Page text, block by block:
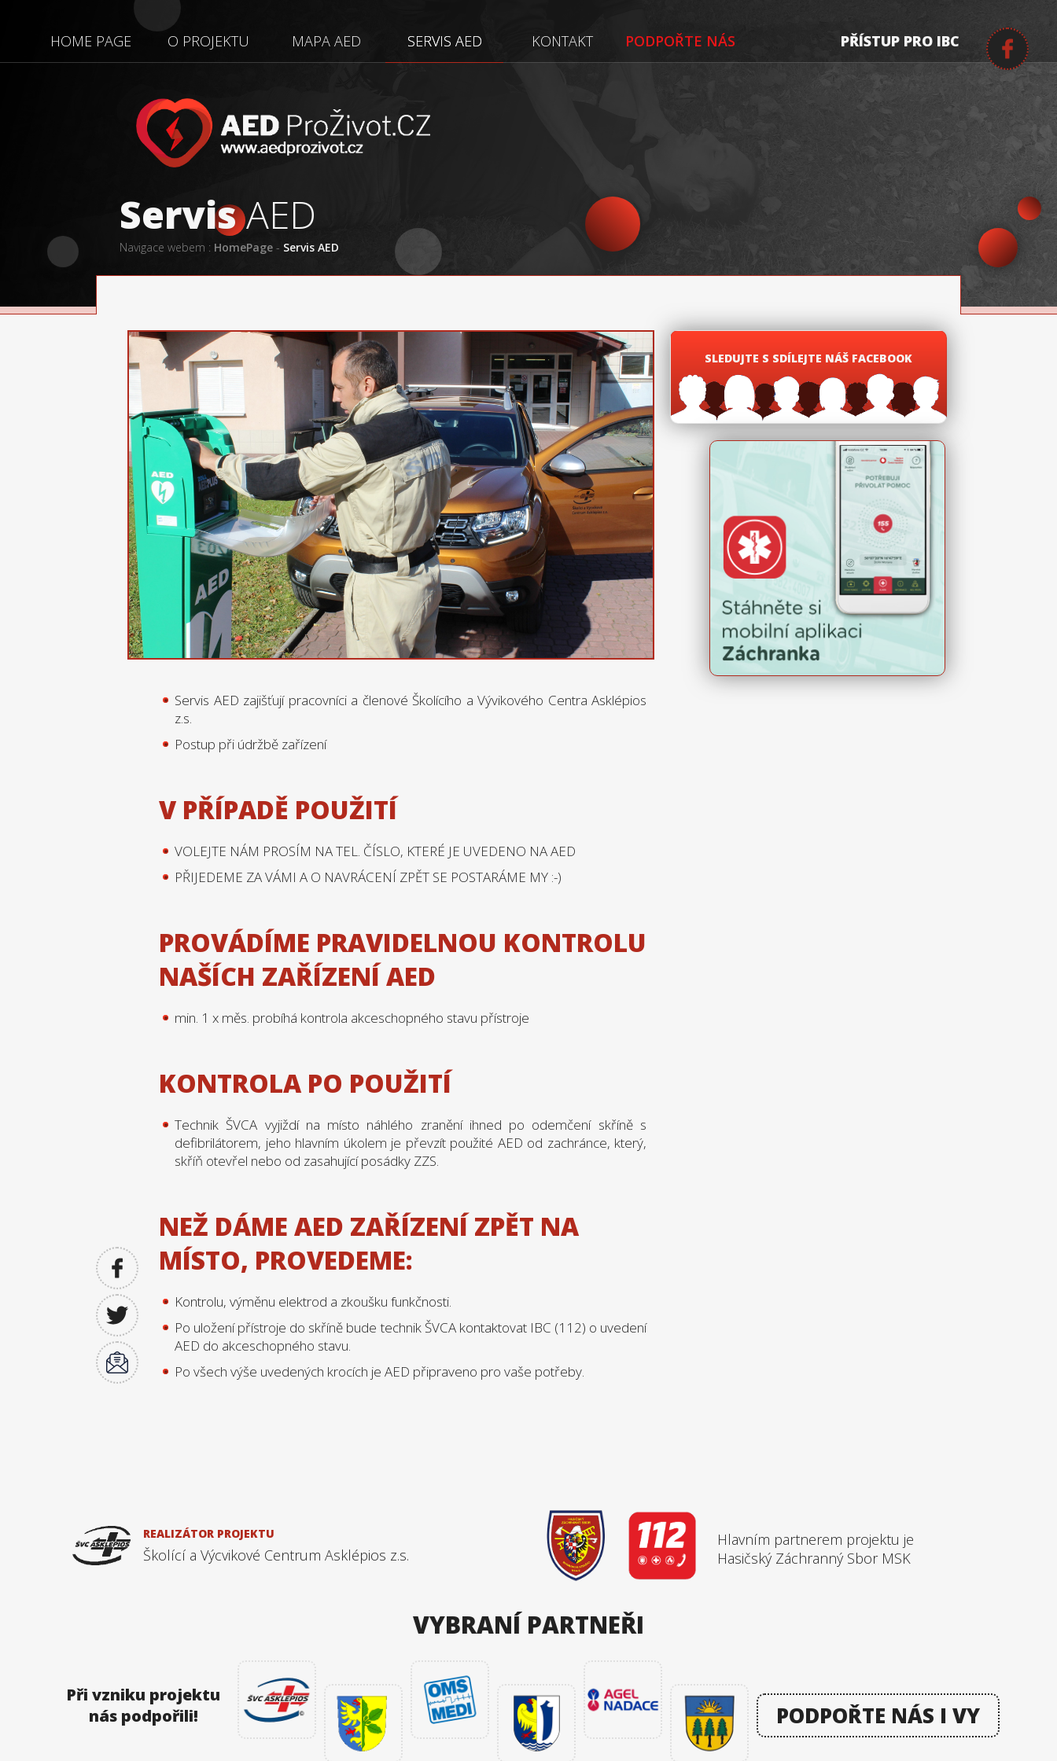
HOME PAGE O PROJEKTU MAPA AED SERVIS AED KONTAKT PODPOŘTE NÁS PŘÍSTUP PRO IBC
Navigace webem : HomePage - Servis AED
SERVIS AED
ServisAED
SLEDUJTE S SDÍLEJTE NÁŠ FACEBOOK
Servis AED zajišťují pracovníci a členové Školícího a Vývikového Centra Asklépios
z.s.
Postup při údržbě zařízení
V PŘÍPADĚ POUŽITÍ
VOLEJTE NÁM PROSÍM NA TEL. ČÍSLO, KTERÉ JE UVEDENO NA AED
PŘIJEDEME ZA VÁMI A O NAVRÁCENÍ ZPĚT SE POSTARÁME MY :-)
PROVÁDÍME PRAVIDELNOU KONTROLU
NAŠÍCH ZAŘÍZENÍ AED
min. 1 x měs. probíhá kontrola akceschopného stavu přístroje
KONTROLA PO POUŽITÍ
Technik ŠVCA vyjiždí na místo náhlého zranění ihned po odemčení skříně s
defibrilátorem, jeho hlavním úkolem je převzít použité AED od zachránce, který,
skříň otevřel nebo od zasahující posádky ZZS.
NEŽ DÁME AED ZAŘÍZENÍ ZPĚT NA
MÍSTO, PROVEDEME:
Kontrolu, výměnu elektrod a zkoušku funkčnosti.
Po uložení přístroje do skříně bude technik ŠVCA kontaktovat IBC (112) o uvedení
AED do akceschopného stavu.
Po všech výše uvedených krocích je AED připraveno pro vaše potřeby.
REALIZÁTOR PROJEKTU
Školící a Výcvikové Centrum Asklépios z.s.
Hlavním partnerem projektu je
Hasičský Záchranný Sbor MSK
VYBRANÍ PARTNEŘI
Při vzniku projektu
nás podpořili!
PODPOŘTE NÁS I VY